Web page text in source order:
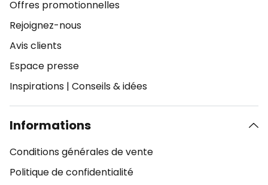
Offres promotionnelles
Rejoignez-nous
Avis clients
Espace presse
Inspirations | Conseils & idées
Informations
Conditions générales de vente
Politique de confidentialité